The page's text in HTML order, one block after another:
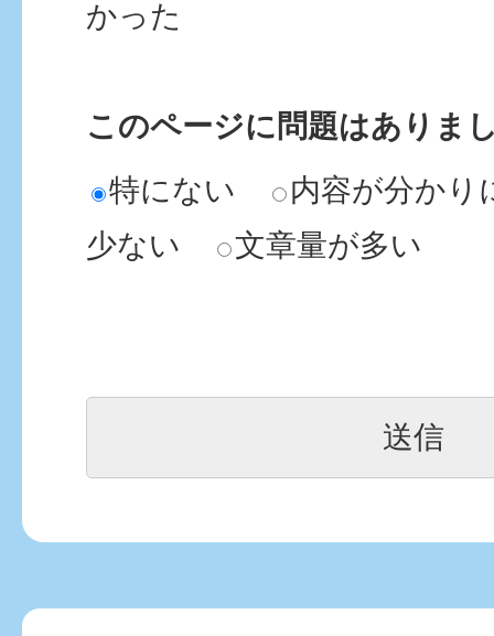
かった
このページに問題はありま
特にない
内容が分かり
少ない
文章量が多い